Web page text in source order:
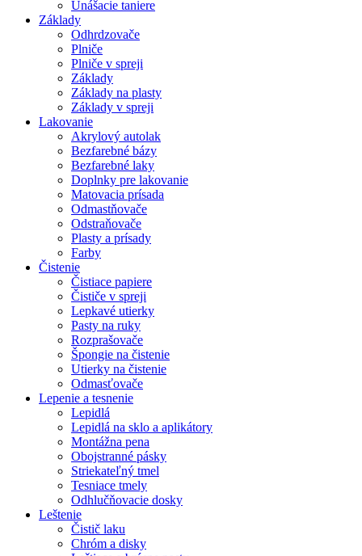
Unášacie taniere
Základy
Odhrdzovače
Plniče
Plniče v spreji
Základy
Základy na plasty
Základy v spreji
Lakovanie
Akrylový autolak
Bezfarebné bázy
Bezfarebné laky
Doplnky pre lakovanie
Matovacia prísada
Odmastňovače
Odstraňovače
Plasty a prísady
Farby
Čistenie
Čistiace papiere
Čističe v spreji
Lepkavé utierky
Pasty na ruky
Rozprašovače
Špongie na čistenie
Utierky na čistenie
Odmasťovače
Lepenie a tesnenie
Lepidlá
Lepidlá na sklo a aplikátory
Montážna pena
Obojstranné pásky
Striekateľný tmel
Tesniace tmely
Odhlučňovacie dosky
Leštenie
Čistič laku
Chróm a disky